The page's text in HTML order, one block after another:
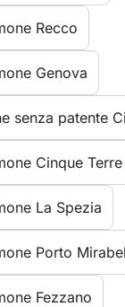
Recco
Genova
senza patente
Cinque Terre
La Spezia
Porto
Fezzano